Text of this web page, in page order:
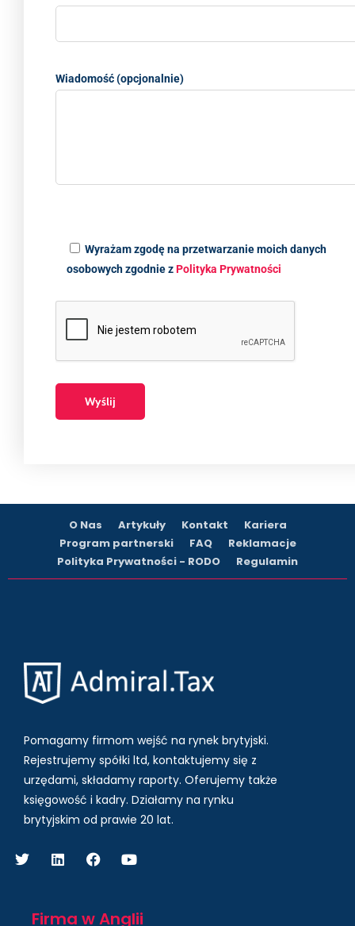
Wiadomość (opcjonalnie)
Wyrażam zgodę na przetwarzanie moich danych
osobowych zgodnie zPolityka Prywatności
O Nas Artykuły Kontakt
Kariera
Program partnerski
FAQ
Reklamacje
Polityka Prywatności - RODO
Regulamin
Pomagamy firmom wejść na rynek brytyjski.
Rejestrujemy spółki ltd, kontaktujemy się z
urzędami, składamy raporty. Oferujemy także
księgowość i kadry. Działamy na rynku
brytyjskim od prawie 20 lat.
Firma w Anglii